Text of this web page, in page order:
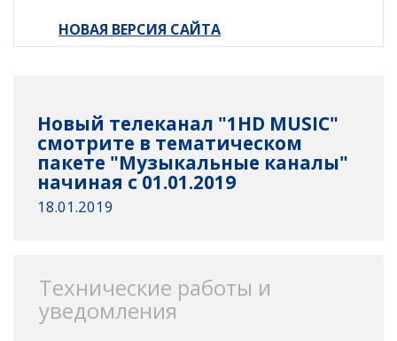
НОВАЯ ВЕРСИЯ САЙТА
Новый телеканал "1HD MUSIC"
смотрите в тематическом
пакете "Музыкальные каналы"
начиная с 01.01.2019
18.01.2019
Технические работы и
уведомления